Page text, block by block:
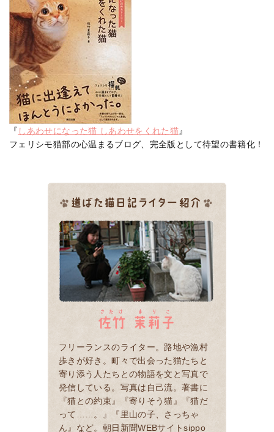
『 しあわせになった猫 しあわせをくれた猫』
フェリシモ猫部の心温まるブログ、完全版として待望の書籍化！
フリーランスのライター。路地や漁村
歩きが好き。町々で出会った猫たちと
寄り添う人たちとの物語を文と写真で
発信している。写真は自己流。著書に
『猫との約束』『寄りそう猫』『猫だ
って……。』『里山の子、さっちゃ
ん』など。朝日新聞WEBサイトsippo